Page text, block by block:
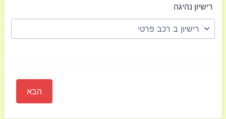
רישיון נהיגה
הבא